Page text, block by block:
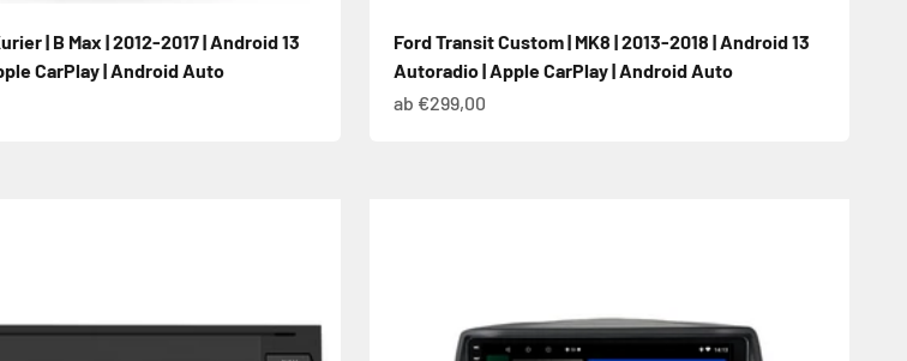
| B Max | 2012-2017 | Android 13
CarPlay | Android Auto
Ford Transit Custom | MK8 | 2013-2018 | Android 13
Autoradio | Apple CarPlay | Android Auto
Angebot
ab €299,00